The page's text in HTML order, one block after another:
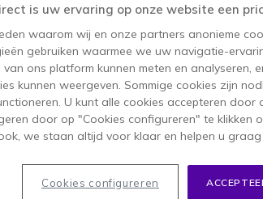
Aantal
Niet op
2 jaar
Yealink
is uw ervaring op onze website een
waarom wij en onze partners anonieme
gebruiken waarmee we uw navigatie-
ons platform kunnen meten en analyseren,
kunnen weergeven. Sommige cookies zijn
U kunt alle cookies accepteren door
door op "Cookies configureren" te klikken
we staan altijd voor klaar en helpen u
Cookies configureren